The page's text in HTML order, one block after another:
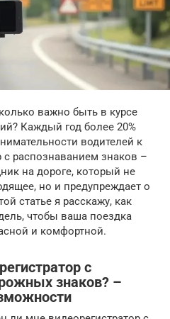
важно быть в курсе
Каждый год более 20%
водителей к
с распознаванием знаков –
на дороге, который не
но и предупреждает о
статье я расскажу, как
чтобы ваша поездка
и комфортной.
с
знаков? –